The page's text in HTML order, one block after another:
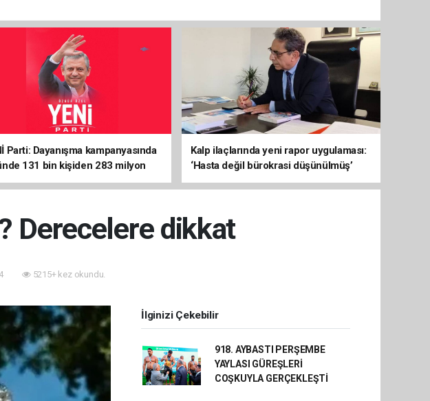
Parti: Dayanışma kampanyasında
131 bin kişiden 283 milyon
destek
Kalp ilaçlarında yeni rapor uygulaması:
‘Hasta değil bürokrasi düşünülmüş’
tepkisi
Derecelere dikkat
5215+ kez okundu.
İlginizi Çekebilir
918. AYBASTI PERŞEMBE
YAYLASI GÜREŞLERİ
COŞKUYLA GERÇEKLEŞTİ